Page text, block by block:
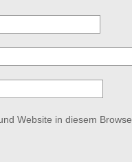
Website in diesem